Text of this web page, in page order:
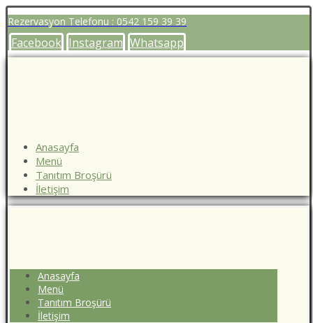
Rezervasyon Telefonu : 0542 159 39 39
Facebook Instagram Whatsapp
Anasayfa
Menü
Tanıtım Broşürü
İletişim
Anasayfa
Menü
Tanıtım Broşürü
İletişim